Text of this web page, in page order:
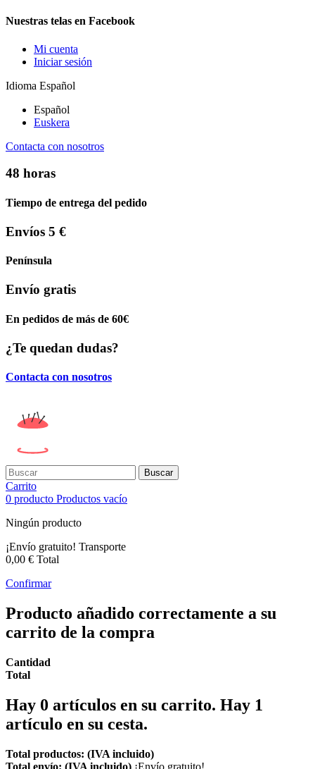
Nuestras telas en Facebook
Mi cuenta
Iniciar sesión
Idioma Español
Español
Euskera
Contacta con nosotros
48 horas
Tiempo de entrega del pedido
Envíos 5 €
Península
Envío gratis
En pedidos de más de 60€
¿Te quedan dudas?
Contacta con nosotros
Buscar
Carrito
0 producto Productos vacío
Ningún producto
¡Envío gratuito! Transporte
0,00 € Total
Confirmar
Producto añadido correctamente a su
carrito de la compra
Cantidad
Total
Hay 0 artículos en su carrito. Hay 1
artículo en su cesta.
Total productos: (IVA incluido)
Total envío: (IVA incluido) ¡Envío gratuito!